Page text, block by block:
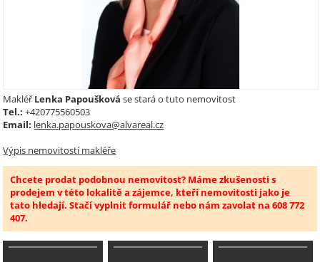
Makléř Lenka Papoušková se stará o tuto nemovitost
Tel.: +420775560503
Email: lenka.papouskova@alvareal.cz
Výpis nemovitostí makléře
Chcete prodat podobnou nemovitost? Máme zkušenosti s
prodejem v této lokalitě a zájemce, kteří nemovitosti jako je
tato hledají. Stačí vyplnit formulář nebo nám zavolat na 608 772
407.